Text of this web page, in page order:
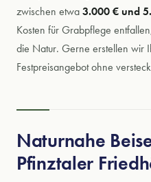
zwischen etwa 3.000 € und
Kosten für Grabpflege
die Natur. Gerne erstellen wir
Festpreisangebot ohne
Naturnahe
Pfinztaler